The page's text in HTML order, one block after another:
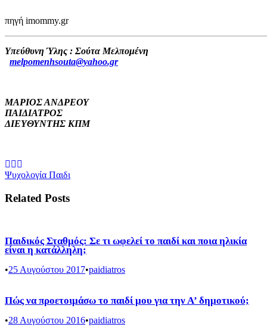
πηγή imommy.gr
Υπεύθυνη Ύλης : Σούτα Μελπομένη
melpomenhsouta@yahoo.gr
ΜΑΡΙΟΣ ΑΝΔΡΕΟΥ
ΠΑΙΔΙΑΤΡΟΣ
ΔΙΕΥΘΥΝΤΗΣ ΚΠΜ
Ψυχολογία Παιδι
Related Posts
Παιδικός Σταθμός: Σε τι ωφελεί το παιδί και ποια ηλικία
είναι η κατάλληλη;
•25 Αυγούστου 2017•paidiatros
Πώς να προετοιμάσω το παιδί μου για την Α’ δημοτικού;
•28 Αυγούστου 2016•paidiatros